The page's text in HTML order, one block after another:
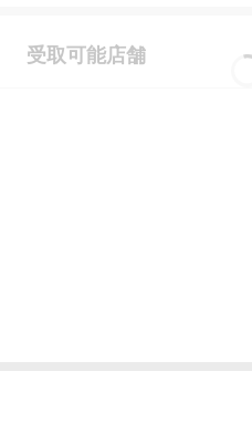
受取可能店舗